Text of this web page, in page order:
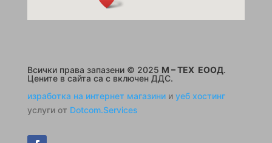
Всички права запазени © 2025 M – TEX ЕООД.
Цените в сайта са с включен ДДС.
изработка на интернет магазинии уеб хостинг
услуги от Dotcom.Services